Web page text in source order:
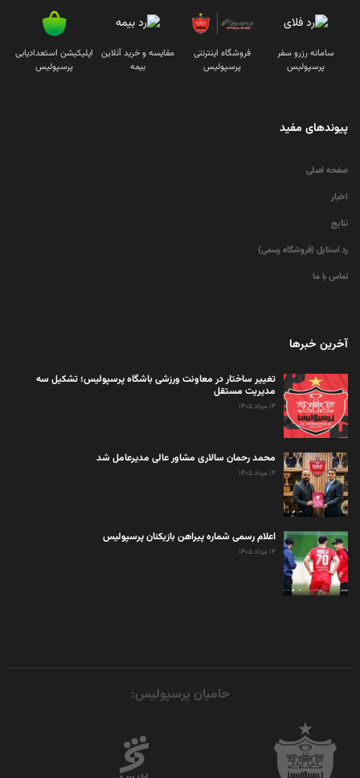
سامانه رزرو سفر
پرسپولیس
فروشگاه اینترنتی
پرسپولیس
مقایسه و خرید آنلاین
بیمه
اپلیکیشن استعدادیابی
پرسپولیس
پیوندهای مفید
صفحه اصلی
اخبار
نتایج
رد استایل (فروشگاه رسمی)
تماس با ما
آخرین خبرها
تغییر ساختار در معاونت ورزشی باشگاه پرسپولیس؛ تشکیل سه
مدیریت مستقل
۱۴ مرداد ۱۴۰۵
محمد رحمان سالاری مشاور عالی مدیرعامل شد
۱۴ مرداد ۱۴۰۵
اعلام رسمی شماره پیراهن بازیکنان پرسپولیس
۱۴ مرداد ۱۴۰۵
حامیان پرسپولیس: